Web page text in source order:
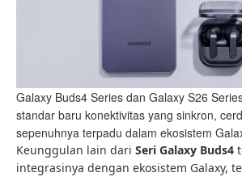
Galaxy Buds4 Series dan Galaxy S26
standar baru konektivitas yang sinkron,
sepenuhnya terpadu dalam ekosistem
Keunggulan lain dari Seri Galaxy Buds4
integrasinya dengan ekosistem Galaxy,